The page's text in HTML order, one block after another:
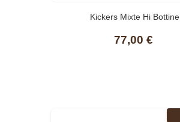
Kickers Mixte Hi Bottine
77,00 €